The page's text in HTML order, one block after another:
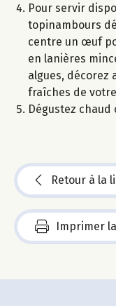
Pour servir
topinambours
centre un œuf
en lanières
algues, décorez
fraîches de
Dégustez chaud
Retour à la
Imprimer